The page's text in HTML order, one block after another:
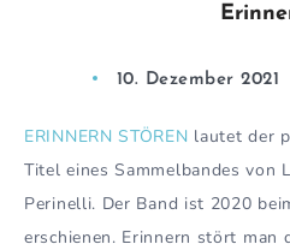
10. Dezember 2021
ERINNERN STÖREN lautet der
Titel eines Sammelbandes von
Perinelli. Der Band ist 2020
erschienen. Erinnern stört man